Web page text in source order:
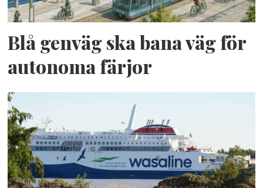
Blå genväg ska bana väg för
autonoma färjor